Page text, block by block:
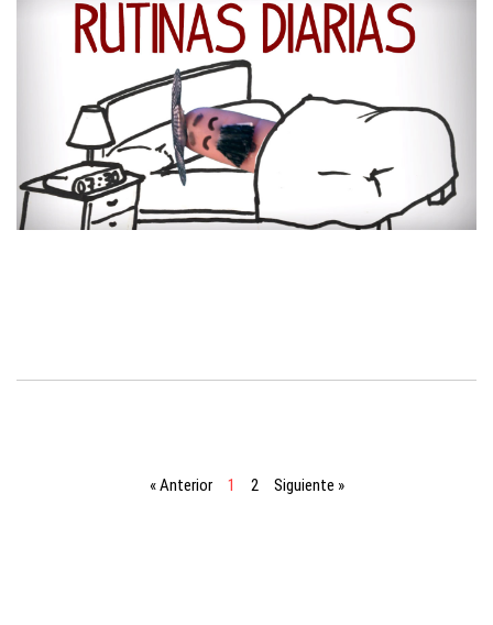
« Anterior 1 2 Siguiente »